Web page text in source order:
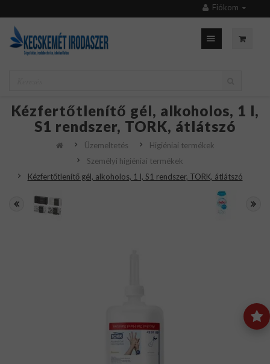
Fiókom
Kézfertőtlenítő gél, alkoholos, 1 l,
S1 rendszer, TORK, átlátszó
Üzemeltetés
Higiéniai termékek
Személyi higiéniai termékek
Kézfertőtlenítő gél, alkoholos, 1 l, S1 rendszer, TORK, átlátszó